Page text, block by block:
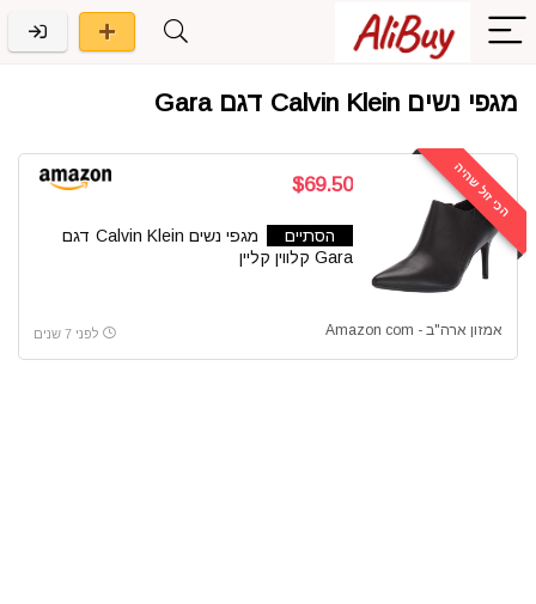
מגפי נשים Calvin Klein דגם Gara
הכי זול שהיה $69.50
הסתיים
מגפי נשים Calvin Klein דגם
Gara קלווין קליין
אמזון ארה"ב - Amazon com לפני 7 שנים